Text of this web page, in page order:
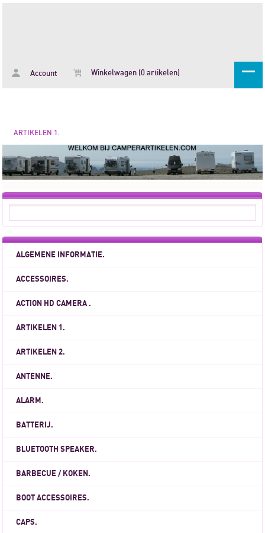
Account Winkelwagen (0 artikelen)
ARTIKELEN 1.
ALGEMENE INFORMATIE.
ACCESSOIRES.
ACTION HD CAMERA .
ARTIKELEN 1.
ARTIKELEN 2.
ANTENNE.
ALARM.
BATTERIJ.
BLUETOOTH SPEAKER.
BARBECUE / KOKEN.
BOOT ACCESSOIRES.
CAPS.